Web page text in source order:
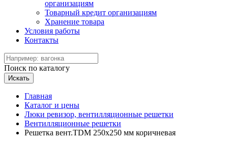
организациям
Товарный кредит организациям
Хранение товара
Условия работы
Контакты
Поиск по каталогу
Искать
Главная
Каталог и цены
Люки ревизор, вентилляционные решетки
Вентилляционные решетки
Решетка вент.TDM 250х250 мм коричневая